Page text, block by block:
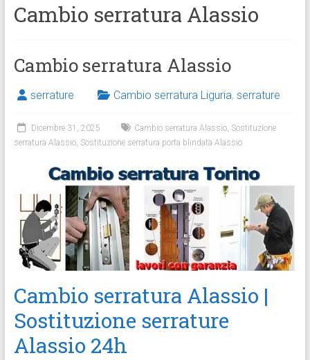
Cambio serratura Alassio
Cambio serratura Alassio
serrature Cambio serratura Liguria, serrature
Dicembre 31, 2025 Cambio serratura Alassio, Sostituzione
serratura Alassio, Sostituzione serratura porta blindata Alassio
Cambio serratura Alassio |
Sostituzione serrature
Alassio 24h